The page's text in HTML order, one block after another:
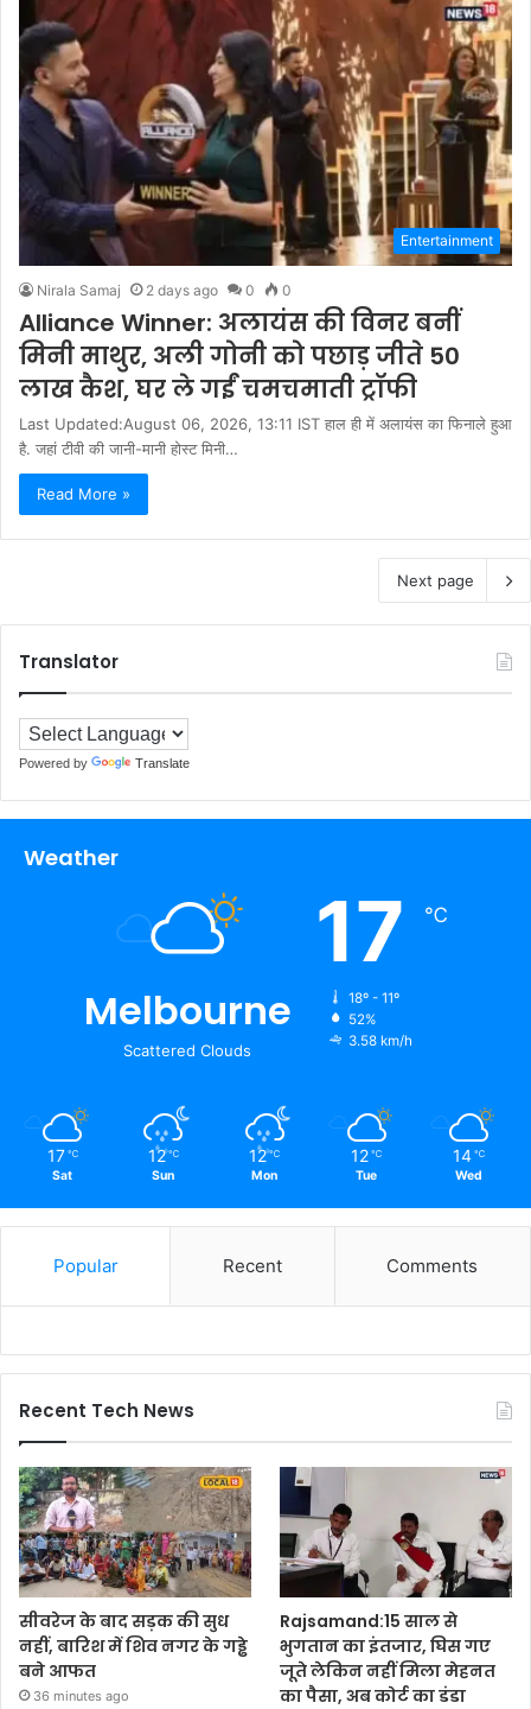
Entertainment
Nirala Samaj 2 days ago 0 0
Alliance Winner: अलायंस की विनर बनीं
मिनी माथुर, अली गोनी को पछाड़ जीते 50
लाख कैश, घर ले गईं चमचमाती ट्रॉफी
Last Updated:August 06, 2026, 13:11 IST हाल ही में अलायंस का फिनाले हुआ
है. जहां टीवी की जानी-मानी होस्ट मिनी…
Read More »
Next page
Translator
Powered by Translate
Weather
Melbourne
Scattered Clouds
17 ℃
18º - 11º
52%
3.58 km/h
17 ℃
Sat
12 ℃
Sun
12 ℃
Mon
12 ℃
Tue
14 ℃
Wed
Popular Recent Comments
Recent Tech News
सीवरेज के बाद सड़क की सुध
नहीं, बारिश में शिव नगर के गड्ढे
बने आफत
36 minutes ago
Rajsamand:15 साल से
भुगतान का इंतजार, घिस गए
जूते लेकिन नहीं मिला मेहनत
का पैसा, अब कोर्ट का डंडा